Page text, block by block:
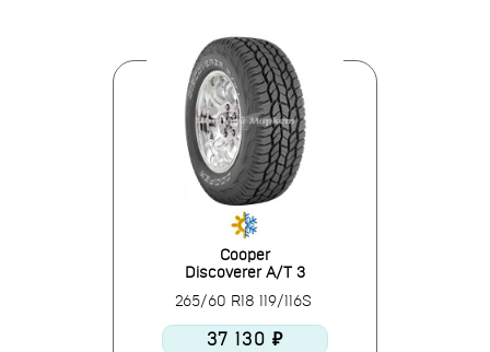
Cooper
Discoverer A/T 3
265/60 R18 119/116S
37 130 ₽